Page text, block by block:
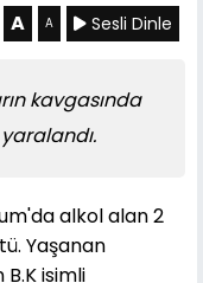
A A Sesli Dinle
kavgasında
alkol alan 2
Yaşanan
isimli